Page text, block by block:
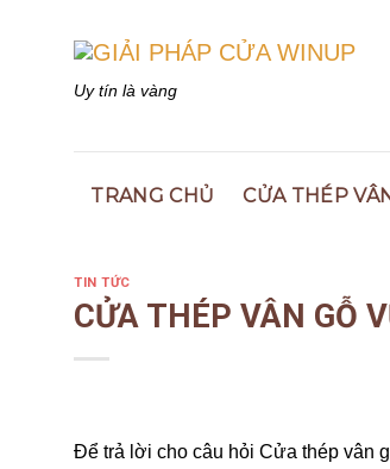
Uy tín là vàng
TRANG CHỦ CỬA THÉP
TIN TỨC
CỬA THÉP VÂN GỖ
Để trả lời cho câu hỏi Cửa thép vân